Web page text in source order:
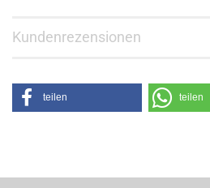
Kundenrezensionen
teilen teilen